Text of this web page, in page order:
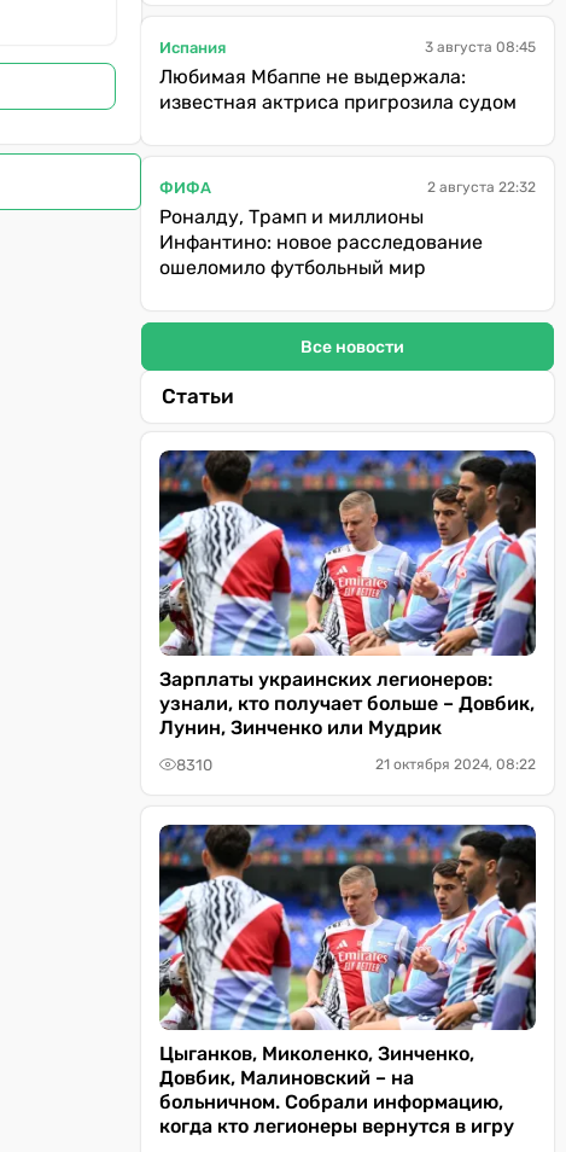
Испания 3 августа 08:45
Любимая Мбаппе не выдержала:
известная актриса пригрозила судом
ФИФА 2 августа 22:32
Роналду, Трамп и миллионы
Инфантино: новое расследование
ошеломило футбольный мир
Все новости
Статьи
Зарплаты украинских легионеров:
узнали, кто получает больше – Довбик,
Лунин, Зинченко или Мудрик
8310 21 октября 2024, 08:22
Цыганков, Миколенко, Зинченко,
Довбик, Малиновский – на
больничном. Собрали информацию,
когда кто легионеры вернутся в игру